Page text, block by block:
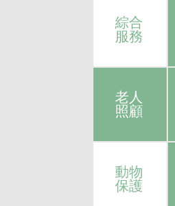
綜合
服務
老人
照顧
動物
保護